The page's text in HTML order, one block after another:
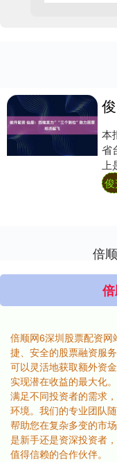
本
省
上
组
州
倍
倍顺网6深圳股票配资
捷、安全的股票融资服
可以灵活地获取额外资
实现潜在收益的最大化
满足不同投资者的需求
环境。我们的专业团队
帮助您在复杂多变的市
是新手还是资深投资者
值得信赖的合作伙伴。